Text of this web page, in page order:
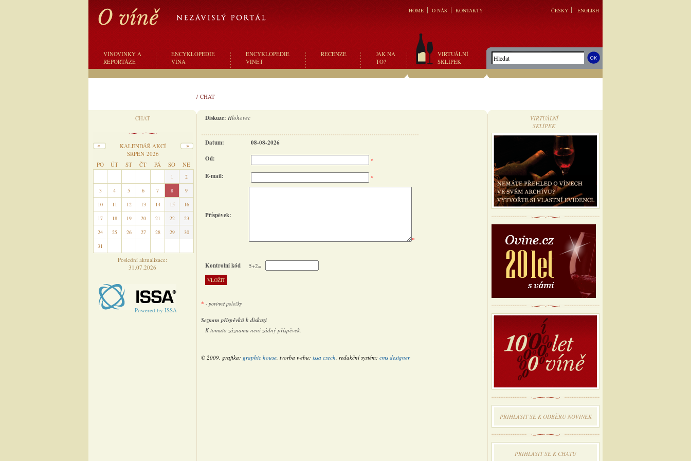
HOME O NÁS KONTAKTY ČESKY ENGLISH
VÍNOVINKY A
REPORTÁŽE
ENCYKLOPEDIE
VÍNA
ENCYKLOPEDIE
VINĚT
RECENZE
JAK NA
TO?
VIRTUÁLNÍ
SKLÍPEK
/ CHAT
CHAT
KALENDÁŘ AKCÍ
SRPEN 2026
PO
ÚT ST ČT PÁ SO NE
1
2
3
4 5 6 7 8
9
10
11 12 13 14 15
16
17
18 19 20 21 22
23
24
25 26 27 28 29
30
31
Poslední aktualizace:
31.07.2026
Powered by ISSA
Diskuze: Hlohovec
Datum:
08-08-2026
Od:
*
E-mail: *
Příspěvek:
*
Kontrolní kód 5+2=
* - povinné položky
Seznam příspěvků k diskuzi
K tomuto záznamu není žádný příspěvek.
© 2009, grafika: graphic house, tvorba webu: issa czech, redakční systém: cms designer
VIRTUÁLNÍ
SKLÍPEK
PŘIHLÁSIT SE K ODBĔRU NOVINEK
PŘIHLÁSIT SE K CHATU